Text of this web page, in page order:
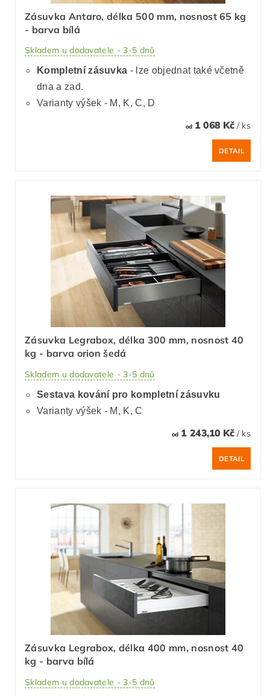
Zásuvka Antaro, délka 500 mm, nosnost 65 kg
- barva bílá
Skladem u dodavatele - 3-5 dnů
Kompletní zásuvka - lze objednat také včetně
dna a zad.
Varianty výšek - M, K, C, D
od1 068 Kč / ks
DETAIL
Zásuvka Legrabox, délka 300 mm, nosnost 40
kg - barva orion šedá
Skladem u dodavatele - 3-5 dnů
Sestava kování pro kompletní zásuvku
Varianty výšek - M, K, C
od1 243,10 Kč / ks
DETAIL
Zásuvka Legrabox, délka 400 mm, nosnost 40
kg - barva bílá
Skladem u dodavatele - 3-5 dnů